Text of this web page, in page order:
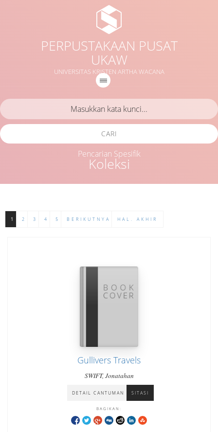
PERPUSTAKAAN PUSAT
UKAW
UNIVERSITAS KRISTEN ARTHA WACANA
Koleksi
CARI
Pencarian Spesifik
1 2 3 4 5 BERIKUTNYA HAL. AKHIR
Gullivers Travels
SWIFT, Jonatahan
DETAIL CANTUMAN SITASI
BAGIKAN: